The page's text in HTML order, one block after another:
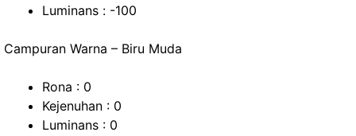
Luminans : -100
Campuran Warna – Biru Muda
Rona : 0
Kejenuhan : 0
Luminans : 0